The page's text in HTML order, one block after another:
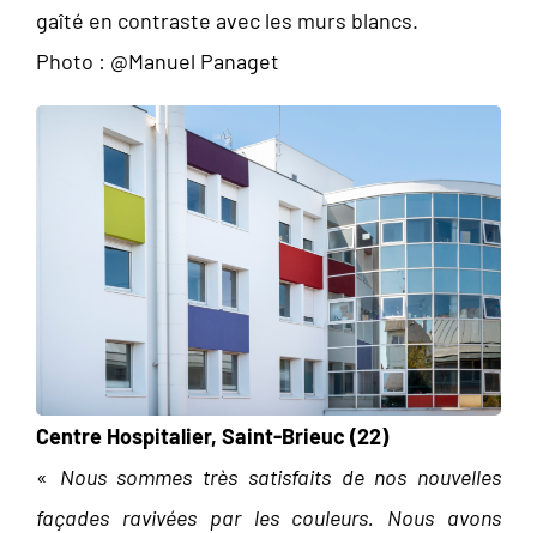
gaîté en contraste avec les murs blancs.
Photo : @Manuel Panaget
Centre Hospitalier, Saint-Brieuc (22)
« Nous sommes très satisfaits de nos nouvelles
façades ravivées par les couleurs. Nous avons